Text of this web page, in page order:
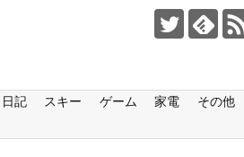
日記 スキー ゲーム 家電
その他